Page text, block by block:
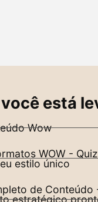
está
Wow
WOW -
estilo único
de Conteúdo
estratégico